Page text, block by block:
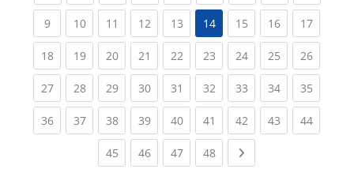
9(current)
10(current)
11 (current)
12(current)
13(current)
14 15(current)
16(current)
17
18(current)
19(current)
20(current)
21 (current)
22(current)
23(current)
24(current)
25(current)
26
27(current)
28(current)
29(current)
30(current)
31 (current)
32(current)
33(current)
34(current)
35
36(current)
37(current)
38(current)
39(current)
40(current)
41 (current)
42(current)
43(current)
44
45(current)
46(current)
47(current)
48(current)